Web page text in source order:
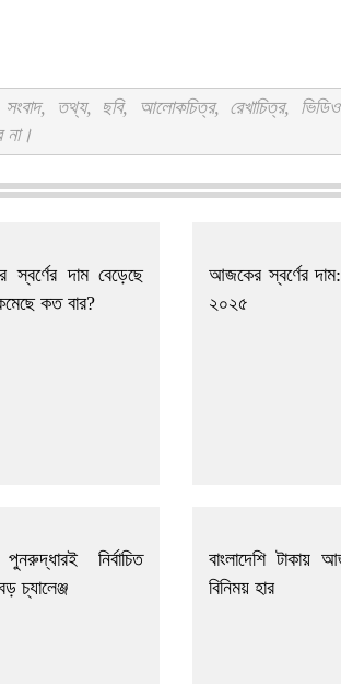
তথ্য, ছবি, আলোকচিত্র, রেখাচিত্র,
না।
স্বর্ণের দাম বেড়েছে
কত বার?
আজকের স্বর্ণের
২০২৫
নির্বাচিত
চ্যালেঞ্জ
বাংলাদেশি টাকায়
বিনিময় হার